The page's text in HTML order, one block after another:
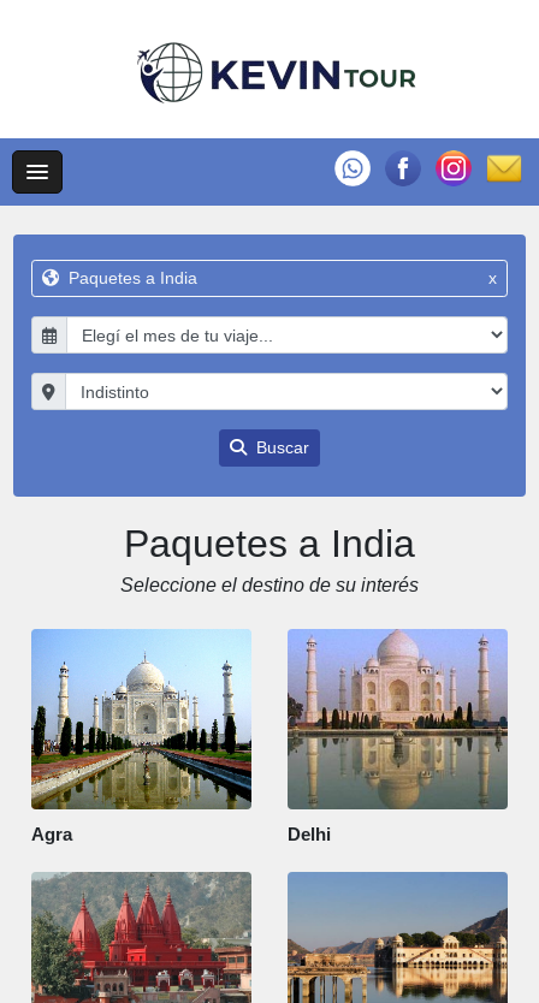
Paquetes a India x
Buscar
Paquetes a India
Seleccione el destino de su interés
Agra Delhi